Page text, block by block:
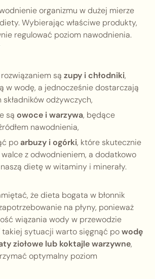
organizmu w dużej mierze
Wybierając właściwe produkty,
regulować poziom nawodnienia.
są zupy i chłodniki,
w wodę, a jednocześnie dostarczają
odżywczych,
są owoce i warzywa, będące
nawodnienia,
poarbuzy i ogórki, które skutecznie
z odwodnieniem, a dodatkowo
dietę w witaminy i minerały.
że dieta bogata w błonnik
na płyny, ponieważ
wiązania wody w przewodzie
takiej sytuacji warto sięgnąć powodę
ziołowe lub koktajle warzywne,
optymalny poziom